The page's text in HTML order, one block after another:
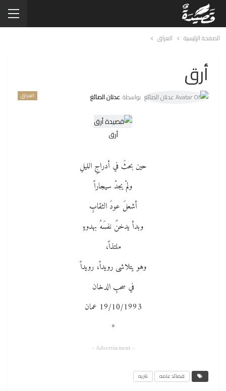
الصفحة الرئيسية العراق
أرق
العراق بواسطة عدنان الصائغ
أرق
حين بحثَ في أدراجِ الليلِ
ولمْ يجدْ سيجاراً
أشعلَ عودَ الثقابِ
وبدأ يدخنُ نفسَهُ بهدوءٍ
ملتذاً،
وهو يتلاشى رويداً، رويداً
في سحبِ الدخان
19/10/1993 عمان
*
- Advertisement -
قصائد عامه نثريه